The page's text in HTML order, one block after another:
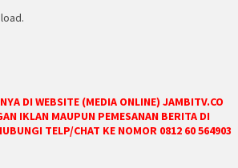
DI WEBSITE (MEDIA ONLINE) JAMBITV.CO
IKLAN MAUPUN PEMESANAN BERITA DI
TELP/CHAT KE NOMOR 0812 60 564903